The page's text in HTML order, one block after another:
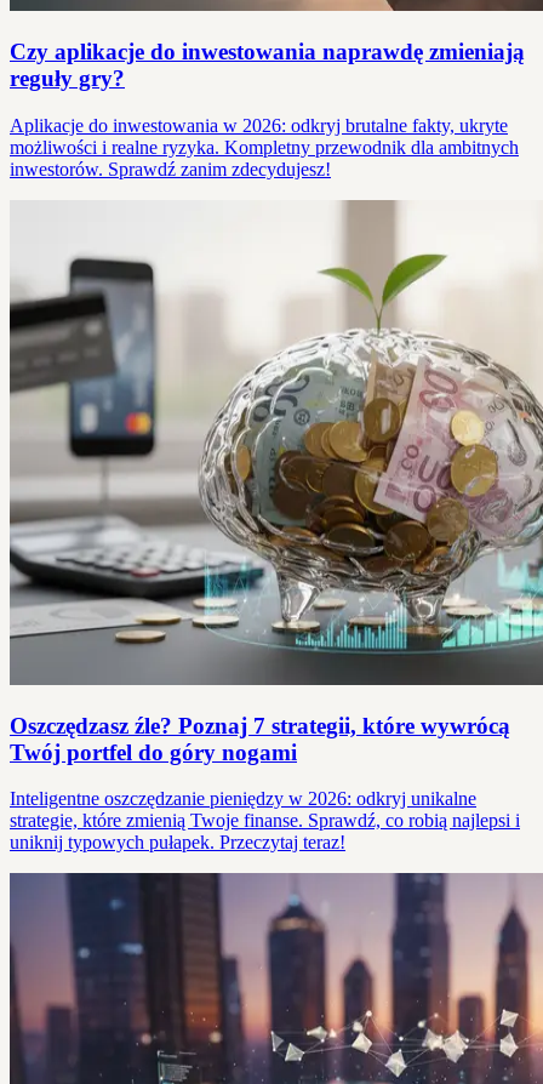
Czy aplikacje do inwestowania naprawdę zmieniają
reguły gry?
Aplikacje do inwestowania w 2026: odkryj brutalne fakty, ukryte
możliwości i realne ryzyka. Kompletny przewodnik dla ambitnych
inwestorów. Sprawdź zanim zdecydujesz!
Oszczędzasz źle? Poznaj 7 strategii, które wywrócą
Twój portfel do góry nogami
Inteligentne oszczędzanie pieniędzy w 2026: odkryj unikalne
strategie, które zmienią Twoje finanse. Sprawdź, co robią najlepsi i
uniknij typowych pułapek. Przeczytaj teraz!